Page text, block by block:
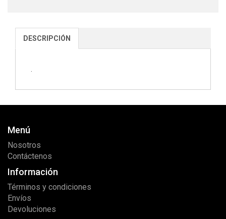
DESCRIPCIÓN
Menú
Nosotros
Contáctenos
Información
Términos y condiciones
Envíos
Devoluciones